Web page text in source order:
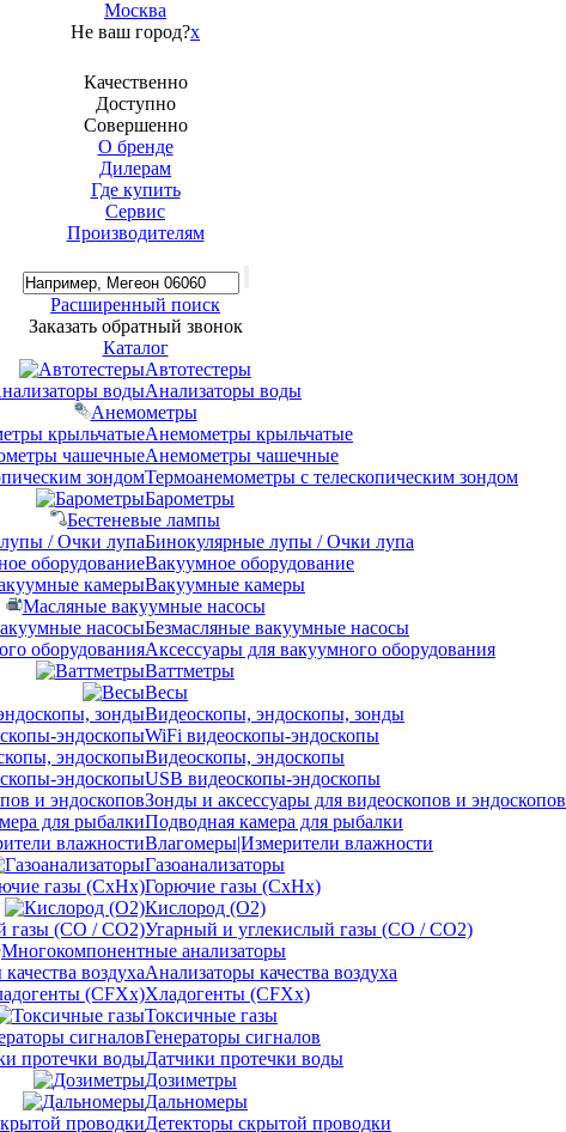
Москва
Не ваш город?x
Качественно
Доступно
Совершенно
О бренде
Дилерам
Где купить
Сервис
Производителям
Расширенный поиск
Заказать обратный звонок
Каталог
Автотестеры
Анализаторы воды
Анемометры
Анемометры крыльчатые
Анемометры чашечные
Термоанемометры с телескопическим зондом
Барометры
Бестеневые лампы
Бинокулярные лупы / Очки лупа
Вакуумное оборудование
Вакуумные камеры
Масляные вакуумные насосы
Безмасляные вакуумные насосы
Аксессуары для вакуумного оборудования
Ваттметры
Весы
Видеоскопы, эндоскопы, зонды
WiFi видеоскопы-эндоскопы
Видеоскопы, эндоскопы
USB видеоскопы-эндоскопы
Зонды и аксессуары для видеоскопов и эндоскопов
Подводная камера для рыбалки
Влагомеры|Измерители влажности
Газоанализаторы
Горючие газы (CxHx)
Кислород (O2)
Угарный и углекислый газы (CO / CO2)
Многокомпонентные анализаторы
Анализаторы качества воздуха
Хладогенты (CFXx)
Токсичные газы
Генераторы сигналов
Датчики протечки воды
Дозиметры
Дальномеры
Детекторы скрытой проводки